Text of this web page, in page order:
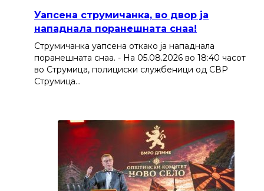
Уапсена струмичанка, во двор ја
нападнала поранешната снаа!
Струмичанка уапсена откако ја нападнала
поранешната снаа. - На 05.08.2026 во 18:40 часот
во Струмица, полициски службеници од СВР
Струмица…